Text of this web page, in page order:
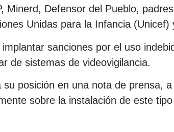
Minerd, Defensor del Pueblo,
Unidas para la Infancia
sanciones por el uso
de sistemas de videovigilancia.
su posición en una nota de prensa,
sobre la instalación de este